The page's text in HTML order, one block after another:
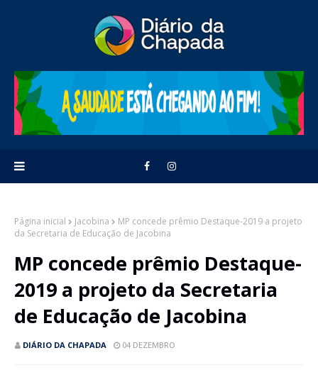
Página inicial Jacobina
MP concede prêmio Destaque-2019 a projeto
da Secretaria de Educação de Jacobina
MP concede prêmio Destaque-
2019 a projeto da Secretaria
de Educação de Jacobina
DIÁRIO DA CHAPADA 04 DEZEMBRO